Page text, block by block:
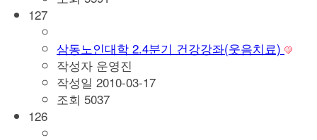
127
삼동노인대학 2.4분기 건강강좌(웃음치료)
작성자 운영진
작성일 2010-03-17
조회 5037
126